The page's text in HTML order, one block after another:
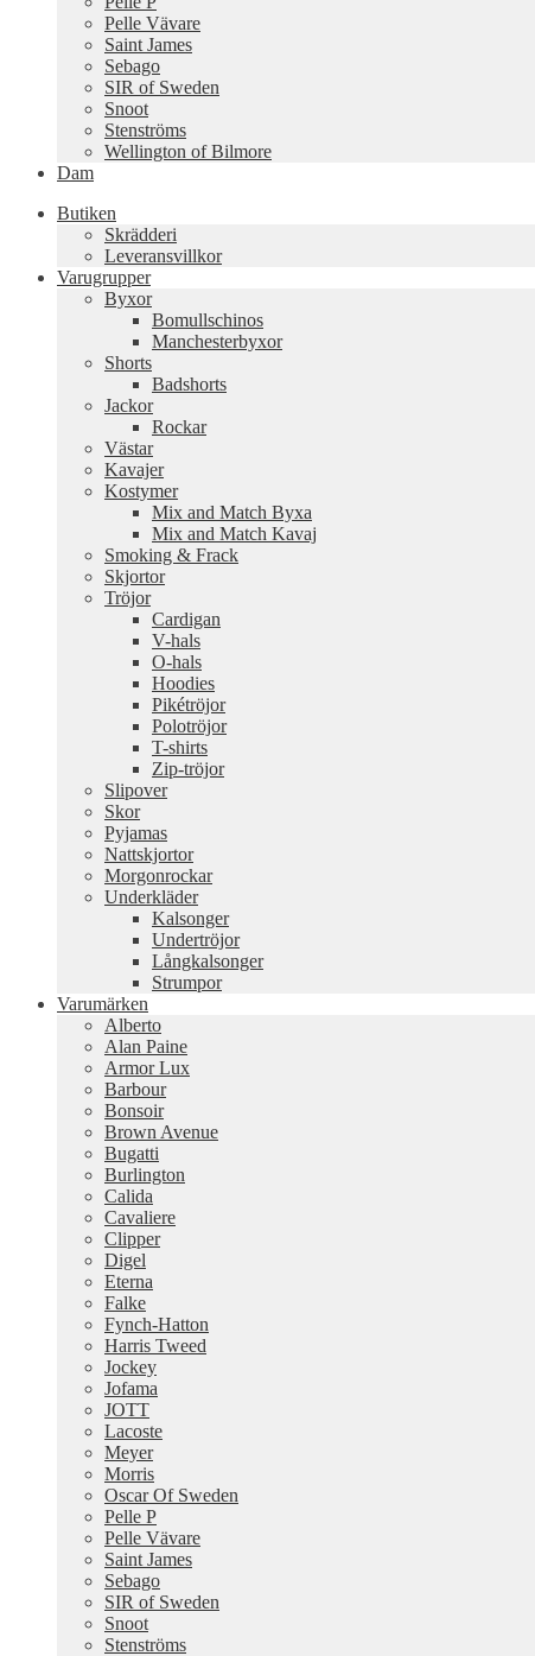
Pelle Vävare
Saint James
Sebago
SIR of Sweden
Snoot
Stenströms
Wellington of Bilmore
Dam
Butiken
Skrädderi
Leveransvillkor
Varugrupper
Byxor
Bomullschinos
Manchesterbyxor
Shorts
Badshorts
Jackor
Rockar
Västar
Kavajer
Kostymer
Mix and Match Byxa
Mix and Match Kavaj
Smoking & Frack
Skjortor
Tröjor
Cardigan
V-hals
O-hals
Hoodies
Pikétröjor
Polotröjor
T-shirts
Zip-tröjor
Slipover
Skor
Pyjamas
Nattskjortor
Morgonrockar
Underkläder
Kalsonger
Undertröjor
Långkalsonger
Strumpor
Varumärken
Alberto
Alan Paine
Armor Lux
Barbour
Bonsoir
Brown Avenue
Bugatti
Burlington
Calida
Cavaliere
Clipper
Digel
Eterna
Falke
Fynch-Hatton
Harris Tweed
Jockey
Jofama
JOTT
Lacoste
Meyer
Morris
Oscar Of Sweden
Pelle P
Pelle Vävare
Saint James
Sebago
SIR of Sweden
Snoot
Stenströms